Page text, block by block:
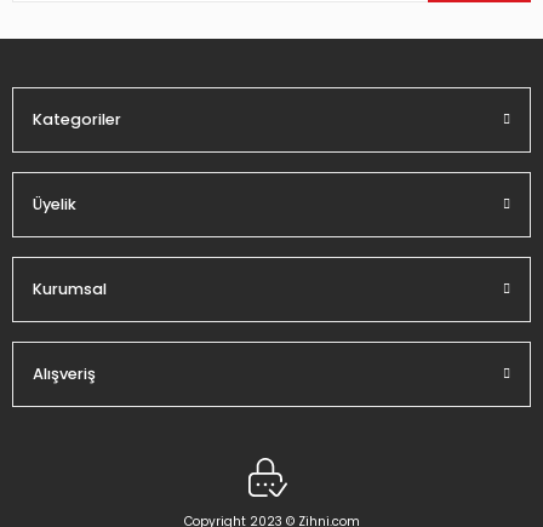
Kategoriler
Üyelik
Kurumsal
Alışveriş
Copyright 2023 © Zihni.com